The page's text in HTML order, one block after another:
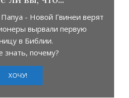
- Новой Гвинеи верят
вырвали первую
в Библии.
знать, почему?
ХОЧУ!